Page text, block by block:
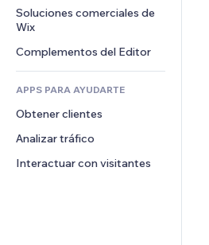
Crowdfunding
Alimentos y bebidas
Noticias
Servicios de contenido
Efectos de texto
Banners e insignias
Calculadoras
Buscar
Teléfono
Comunidad
Reseñas y testimonios
Soluciones comerciales de
Wix
Complementos del Editor
APPS PARA AYUDARTE
Obtener clientes
Analizar tráfico
Interactuar con visitantes